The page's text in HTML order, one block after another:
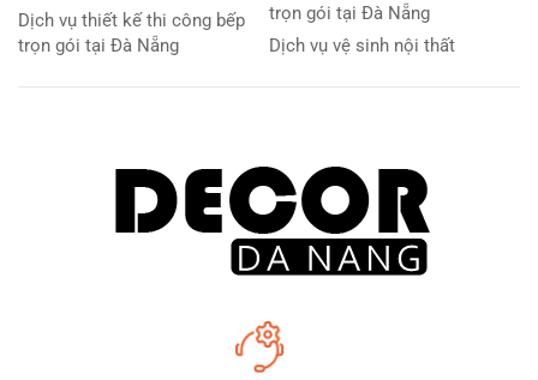
Dịch vụ thiết kế thi công bếp
trọn gói tại Đà Nẵng
trọn gói tại Đà Nẵng
Dịch vụ vệ sinh nội thất